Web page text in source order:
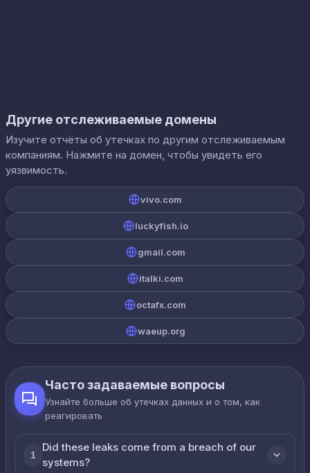
Другие отслеживаемые домены
Изучите отчёты об утечках по другим отслеживаемым
компаниям. Нажмите на домен, чтобы увидеть его
уязвимость.
vivo.com
luckyfish.io
gmail.com
italki.com
octafx.com
waeup.org
Часто задаваемые вопросы
Узнайте больше об утечках данных и о том, как
реагировать
1
Did these leaks come from a breach of our
systems?